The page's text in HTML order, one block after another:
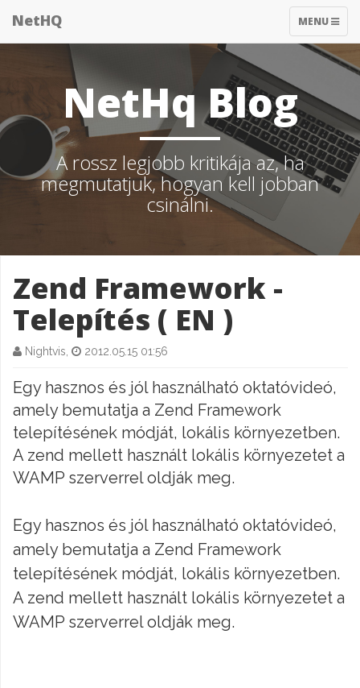
TOGGLE
MENU
NetHQ
NetHq Blog
A rossz legjobb kritikája az, ha
megmutatjuk, hogyan kell jobban
csinálni.
Zend Framework -
Telepítés ( EN )
Nightvis, 2012.05.15 01:56
Egy hasznos és jól használható oktatóvideó,
amely bemutatja a Zend Framework
telepítésének módját, lokális környezetben.
A zend mellett használt lokális környezetet a
WAMP szerverrel oldják meg.
Egy hasznos és jól használható oktatóvideó,
amely bemutatja a Zend Framework
telepítésének módját, lokális környezetben.
A zend mellett használt lokális környezetet a
WAMP szerverrel oldják meg.